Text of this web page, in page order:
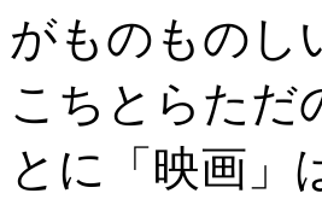
がものものし
こちとらただ
とに「映画」